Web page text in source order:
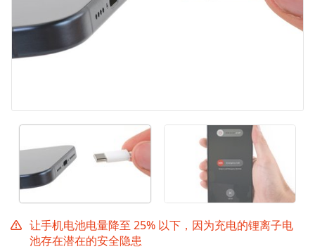
让手机电池电量降至 25% 以下，因为充电的锂离子电
池存在潜在的安全隐患